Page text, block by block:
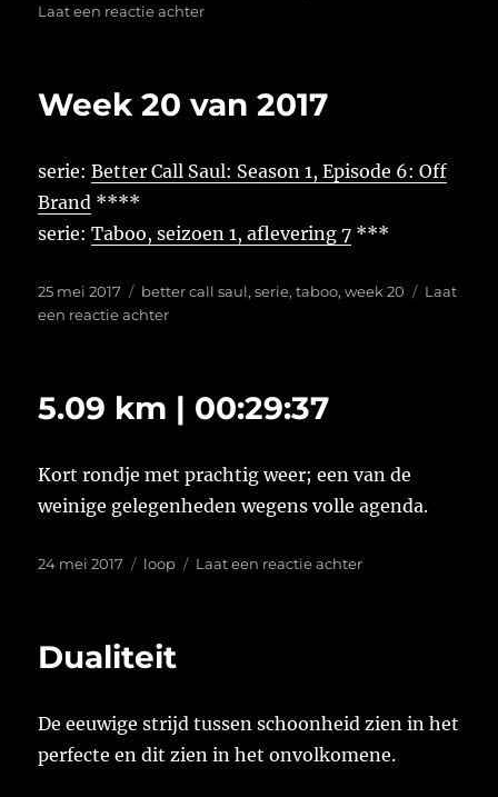
op
Laat een reactie achterop
2017
Week 20 van 2017
serie:Better Call Saul: Season 1, Episode 6: Off
Brand ****
serie:Taboo, seizoen 1, aflevering 7 ***
Geplaatst
op
25 mei 2017 Tags
better call saul,serie,taboo,week 20
Laat
een reactie achterop
2017
5.09 km | 00:29:37
Kort rondje met prachtig weer; een van de
weinige gelegenheden wegens volle agenda.
Geplaatst
24 mei 2017 Tags
loop Laat een reactie achterop
Dualiteit
De eeuwige strijd tussen schoonheid zien in het
perfecte en dit zien in het onvolkomene.